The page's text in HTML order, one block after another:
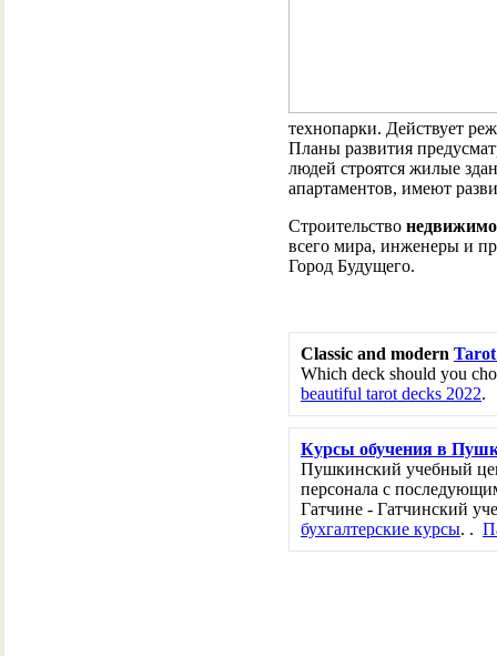
технопарки. Действует
Планы развития
людей строятся жилые
апартаментов, имеют
Строительство
всего мира, инженеры и
Город Будущего.
Classic and modern
Which deck should you
beautiful tarot decks 2022.
Курсы обучения в
Пушкинский учебный
персонала с
Гатчине - Гатчинский
бухгалтерские курсы. .